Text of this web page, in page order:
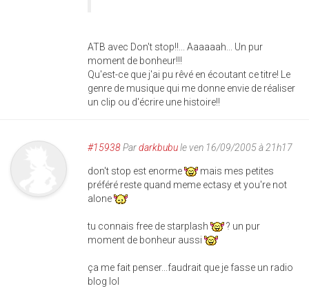
ATB avec Don't stop!!... Aaaaaah... Un pur
moment de bonheur!!!
Qu'est-ce que j'ai pu rêvé en écoutant ce titre! Le
genre de musique qui me donne envie de réaliser
un clip ou d'écrire une histoire!!
#15938Pardarkbubule ven 16/09/2005 à 21h17
don't stop est enorme
mais mes petites
préféré reste quand meme ectasy et you're not
alone
tu connais free de starplash
? un pur
moment de bonheur aussi
ça me fait penser...faudrait que je fasse un radio
blog lol